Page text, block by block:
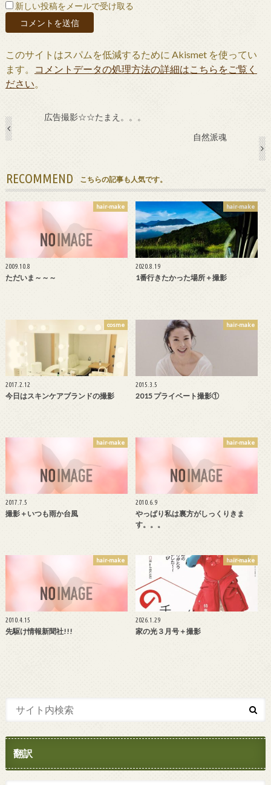
新しい投稿をメールで受け取る
このサイトはスパムを低減するために Akismet を使ってい
ます。
コメントデータの処理方法の詳細はこちらをご覧く
ださい
広告撮影☆☆たまえ。。。
自然派魂
RECOMMEND こちらの記事も人気です。
hair-make
2009.10.8
ただいま～～～
hair-make
2020.8.19
1番行きたかった場所＋撮影
cosme
2017.2.12
今日はスキンケアブランドの撮影
hair-make
2015.3.5
2015 プライベート撮影①
hair-make
2017.7.5
撮影＋いつも雨か台風
hair-make
2010.6.9
やっぱり私は裏方がしっくりきま
す。。。
hair-make
2010.4.15
先駆け情報新聞社!!!
hair-make
2026.1.29
家の光３月号＋撮影
翻訳